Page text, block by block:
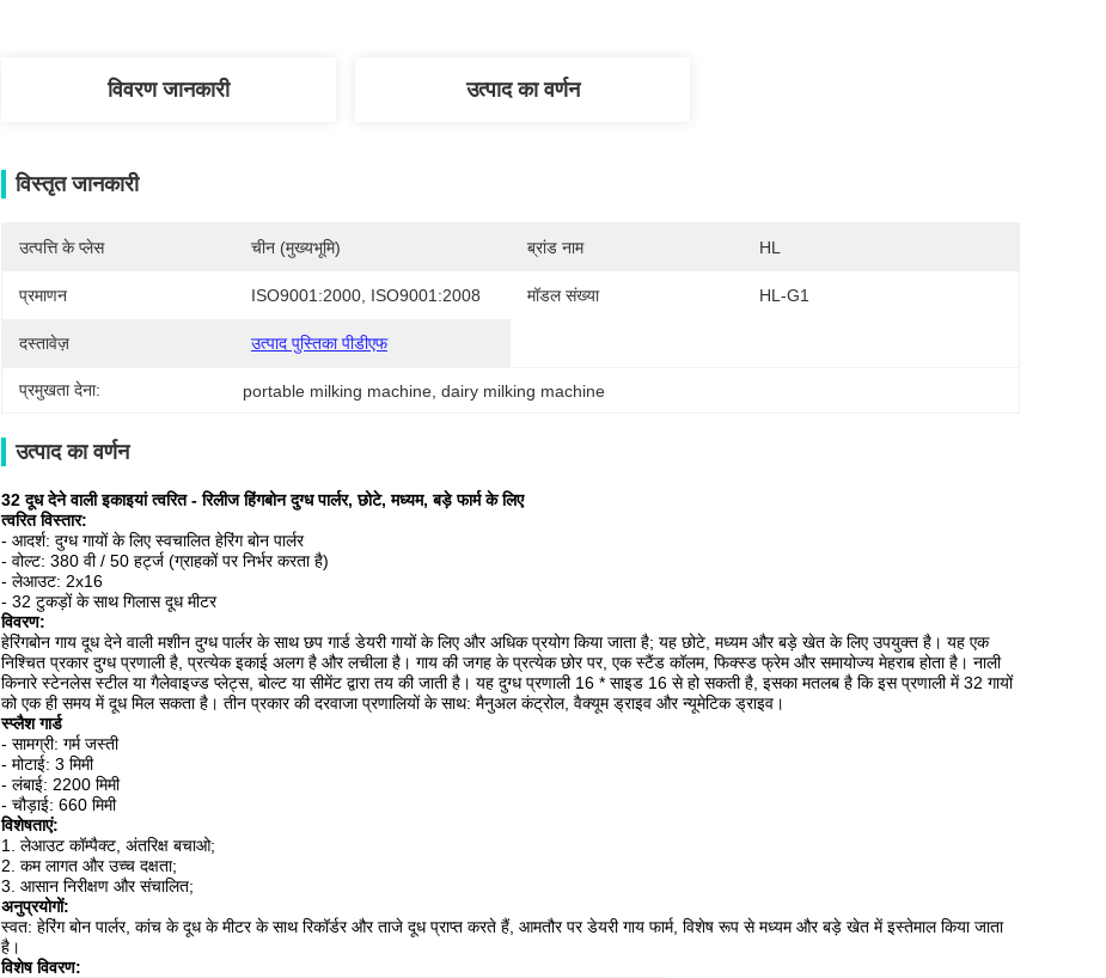
विवरण जानकारी उत्पाद का वर्णन
विस्तृत जानकारी
उत्पत्ति के प्लेस चीन (मुख्यभूमि) ब्रांड नाम HL
प्रमाणन ISO9001:2000, ISO9001:2008 मॉडल संख्या HL-G1
दस्तावेज़ उत्पाद पुस्तिका पीडीएफ
प्रमुखता देना: portable milking machine , dairy milking machine
उत्पाद का वर्णन
32 दूध देने वाली इकाइयां त्वरित - रिलीज हिंगबोन दुग्ध पार्लर, छोटे, मध्यम, बड़े फार्म के लिए
त्वरित विस्तार:
- आदर्श: दुग्ध गायों के लिए स्वचालित हेरिंग बोन पार्लर
- वोल्ट: 380 वी / 50 हर्ट्ज (ग्राहकों पर निर्भर करता है)
- लेआउट: 2x16
- 32 टुकड़ों के साथ गिलास दूध मीटर
विवरण:
हेरिंगबोन गाय दूध देने वाली मशीन दुग्ध पार्लर के साथ छप गार्ड डेयरी गायों के लिए और अधिक प्रयोग किया जाता है; यह छोटे, मध्यम और बड़े खेत के लिए उपयुक्त है। यह एक
निश्चित प्रकार दुग्ध प्रणाली है, प्रत्येक इकाई अलग है और लचीला है। गाय की जगह के प्रत्येक छोर पर, एक स्टैंड कॉलम, फिक्स्ड फ्रेम और समायोज्य मेहराब होता है। नाली
किनारे स्टेनलेस स्टील या गैलेवाइज्ड प्लेट्स, बोल्ट या सीमेंट द्वारा तय की जाती है। यह दुग्ध प्रणाली 16 * साइड 16 से हो सकती है, इसका मतलब है कि इस प्रणाली में 32 गायों
को एक ही समय में दूध मिल सकता है। तीन प्रकार की दरवाजा प्रणालियों के साथ: मैनुअल कंट्रोल, वैक्यूम ड्राइव और न्यूमेटिक ड्राइव।
स्प्लैश गार्ड
- सामग्री: गर्म जस्ती
- मोटाई: 3 मिमी
- लंबाई: 2200 मिमी
- चौड़ाई: 660 मिमी
विशेषताएं:
1. लेआउट कॉम्पैक्ट, अंतरिक्ष बचाओ;
2. कम लागत और उच्च दक्षता;
3. आसान निरीक्षण और संचालित;
अनुप्रयोगों:
स्वत: हेरिंग बोन पार्लर, कांच के दूध के मीटर के साथ रिकॉर्डर और ताजे दूध प्राप्त करते हैं, आमतौर पर डेयरी गाय फार्म, विशेष रूप से मध्यम और बड़े खेत में इस्तेमाल किया जाता
है।
विशेष विवरण: